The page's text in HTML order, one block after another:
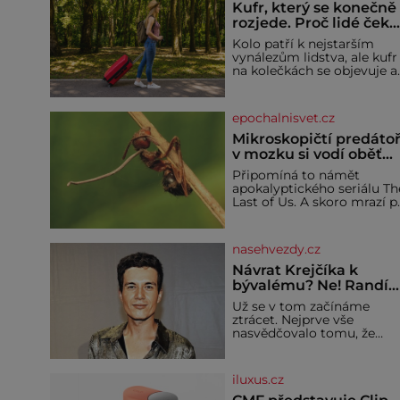
Kufr, který se konečně
rozjede. Proč lidé čekají
na kolečka téměř pět
tisíc let?
Kolo patří k nejstarším
vynálezům lidstva, ale kufr
na kolečkách se objevuje
v rukou, na zádech nebo je
nakládají na povozy. Stačí
přitom jediný nápad,
připevnit ke kufru kolečka.
dlouho nedostane. Až
jednou se na letišti ozve
věta, která změní
epochalnisvet.cz
Mikroskopičtí
v mozku si vodí oběť
jako loutku
Připomíná to námět
apokalyptického seriálu
Last of Us. A skoro mrazí
běžně – s tím rozdílem, že
nejde pouze o infekce
parazitickou houbou a že
predátor dokáže ovládat jen
vývojově nesrovnatelně
jednodušší živočichy, než je
člověk. Najít skutečné
zombie není nic
nasehvezdy.cz
Návrat Krejčíka k
bývalému? Ne! Randí
už s jiným!
Už se v tom začínáme
ztrácet. Nejprve vše
nasvědčovalo tomu, že
krachu manželství s
ředitelem školy Jiřím
iluxus.cz